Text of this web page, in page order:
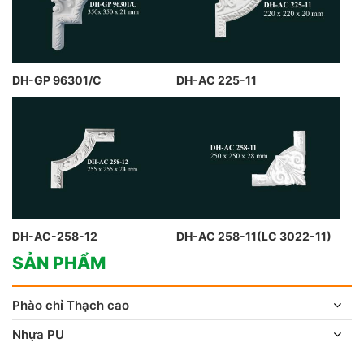
DH-GP 96301/C DH-AC 225-11
DH-AC-258-12 DH-AC 258-11(LC 3022-11)
SẢN PHẨM
Phào chỉ Thạch cao
Nhựa PU